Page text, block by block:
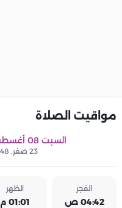
مواقيت الصلاة
السبت 08 أغسطس, 2026
23 صفر, 1448
الفجر
04:42 ص
الظهر
01:01 م